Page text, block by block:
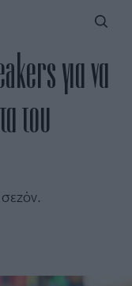
για να
του